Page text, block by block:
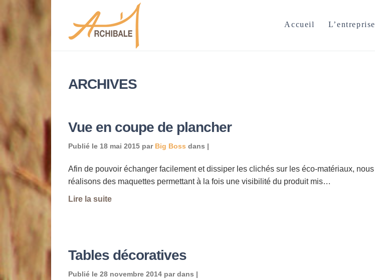
Accueil L’entreprise
ARCHIVES
Vue en coupe de plancher
Publié le 18 mai 2015 par Big Boss dans |
Afin de pouvoir échanger facilement et dissiper les clichés sur les éco-matériaux, nous
réalisons des maquettes permettant à la fois une visibilité du produit mis…
Lire la suite
Tables décoratives
Publié le28 novembre 2014 pardans |